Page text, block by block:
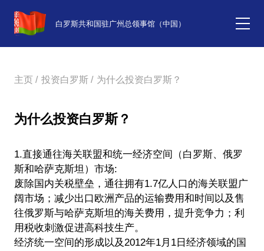
白罗斯共和国驻广州总领事馆（中国）
主页 / 投资白罗斯 / 为什么投资白罗斯？
为什么投资白罗斯？
1.直接通往海关联盟和统一经济空间（白罗斯、俄罗
斯和哈萨克斯坦）市场:
废除国内关税壁垒，通往拥有1.7亿人口的海关联盟广
阔市场；减少出口欧洲产品的运输费用和时间以及售
往俄罗斯与哈萨克斯坦的海关费用，提升竞争力；利
用税收刺激促进高科技生产。
经济统一空间的形成以及2012年1月1日经济领域的国